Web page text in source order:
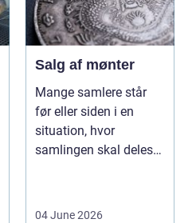
Salg af mønter
Mange samlere står
før eller siden i en
situation, hvor
samlingen skal deles
04 June 2026